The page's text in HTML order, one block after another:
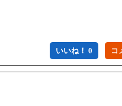
いいね！ 0